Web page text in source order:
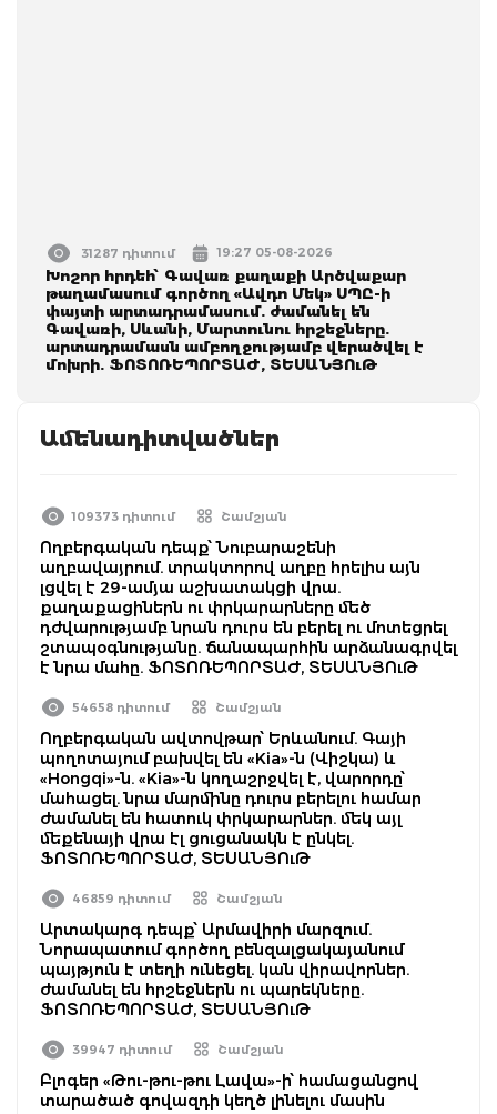
31287 դիտում 19:27 05-08-2026
Խոշոր հրդեհ՝ Գավառ քաղաքի Արծվաքար
թաղամասում գործող «Ավդո Մեկ» ՍՊԸ-ի
փայտի արտադրամասում. ժամանել են
Գավառի, Սևանի, Մարտունու հրշեջները.
արտադրամասն ամբողջությամբ վերածվել է
մոխրի. ՖՈՏՈՌԵՊՈՐՏԱԺ, ՏԵՍԱՆՅՈւԹ
Ամենադիտվածներ
109373 դիտում Շամշյան
Ողբերգական դեպք՝ Նուբարաշենի
աղբավայրում. տրակտորով աղբը հրելիս այն
լցվել է 29-ամյա աշխատակցի վրա.
քաղաքացիներն ու փրկարարները մեծ
դժվարությամբ նրան դուրս են բերել ու մոտեցրել
շտապօգնությանը. ճանապարհին արձանագրվել
է նրա մահը. ՖՈՏՈՌԵՊՈՐՏԱԺ, ՏԵՍԱՆՅՈւԹ
54658 դիտում Շամշյան
Ողբերգական ավտովթար՝ Երևանում. Գայի
պողոտայում բախվել են «Kia»-ն (Վիշկա) և
«Hongqi»-ն. «Kia»-ն կողաշրջվել է, վարորդը՝
մահացել. նրա մարմինը դուրս բերելու համար
ժամանել են հատուկ փրկարարներ. մեկ այլ
մեքենայի վրա էլ ցուցանակն է ընկել.
ՖՈՏՈՌԵՊՈՐՏԱԺ, ՏԵՍԱՆՅՈւԹ
46859 դիտում Շամշյան
Արտակարգ դեպք՝ Արմավիրի մարզում.
Նորապատում գործող բենզալցակայանում
պայթյուն է տեղի ունեցել. կան վիրավորներ.
ժամանել են հրշեջներն ու պարեկները.
ՖՈՏՈՌԵՊՈՐՏԱԺ, ՏԵՍԱՆՅՈւԹ
39947 դիտում Շամշյան
Բլոգեր «Թու-թու-թու Լավա»-ի՝ համացանցով
տարածած գովազդի կեղծ լինելու մասին